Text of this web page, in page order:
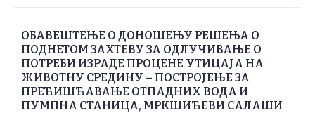
ОБАВЕШТЕЊЕ О ДОНОШЕЊУ РЕШЕЊА О
ПОДНЕТОМ ЗАХТЕВУ ЗА ОДЛУЧИВАЊЕ О
ПОТРЕБИ ИЗРАДЕ ПРОЦЕНЕ УТИЦАЈА НА
ЖИВОТНУ СРЕДИНУ – ПОСТРОЈЕЊЕ ЗА
ПРЕЋИШЋАВАЊЕ ОТПАДНИХ ВОДА И
ПУМПНА СТАНИЦА, МРКШИЋЕВИ САЛАШИ